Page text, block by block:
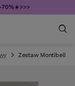
☀️>>>
Zestaw Montibello